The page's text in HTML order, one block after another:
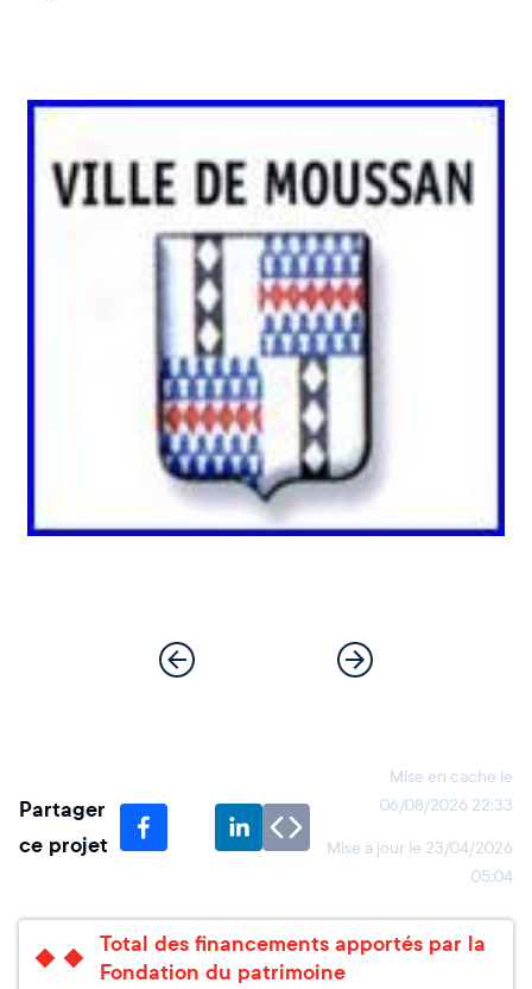
Partager
ce projet
Mise en cache le
06/08/2026 22:33
Mise à jour le 23/04/2026
05:04
Total des financements apportés par la
Fondation du patrimoine